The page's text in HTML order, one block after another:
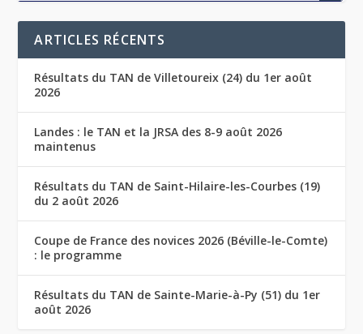
ARTICLES RÉCENTS
Résultats du TAN de Villetoureix (24) du 1er août
2026
Landes : le TAN et la JRSA des 8-9 août 2026
maintenus
Résultats du TAN de Saint-Hilaire-les-Courbes (19)
du 2 août 2026
Coupe de France des novices 2026 (Béville-le-Comte)
: le programme
Résultats du TAN de Sainte-Marie-à-Py (51) du 1er
août 2026